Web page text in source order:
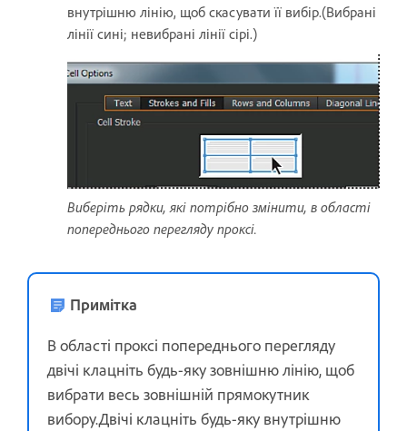
внутрішню лінію, щоб скасувати її вибір.(Вибрані
лінії сині; невибрані лінії сірі.)
Виберіть рядки, які потрібно змінити, в області
попереднього перегляду проксі.
Примітка
В області проксі попереднього перегляду
двічі клацніть будь-яку зовнішню лінію, щоб
вибрати весь зовнішній прямокутник
вибору.Двічі клацніть будь-яку внутрішню